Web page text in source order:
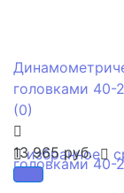
избранное
головками 40-
(0)
13 965 руб.